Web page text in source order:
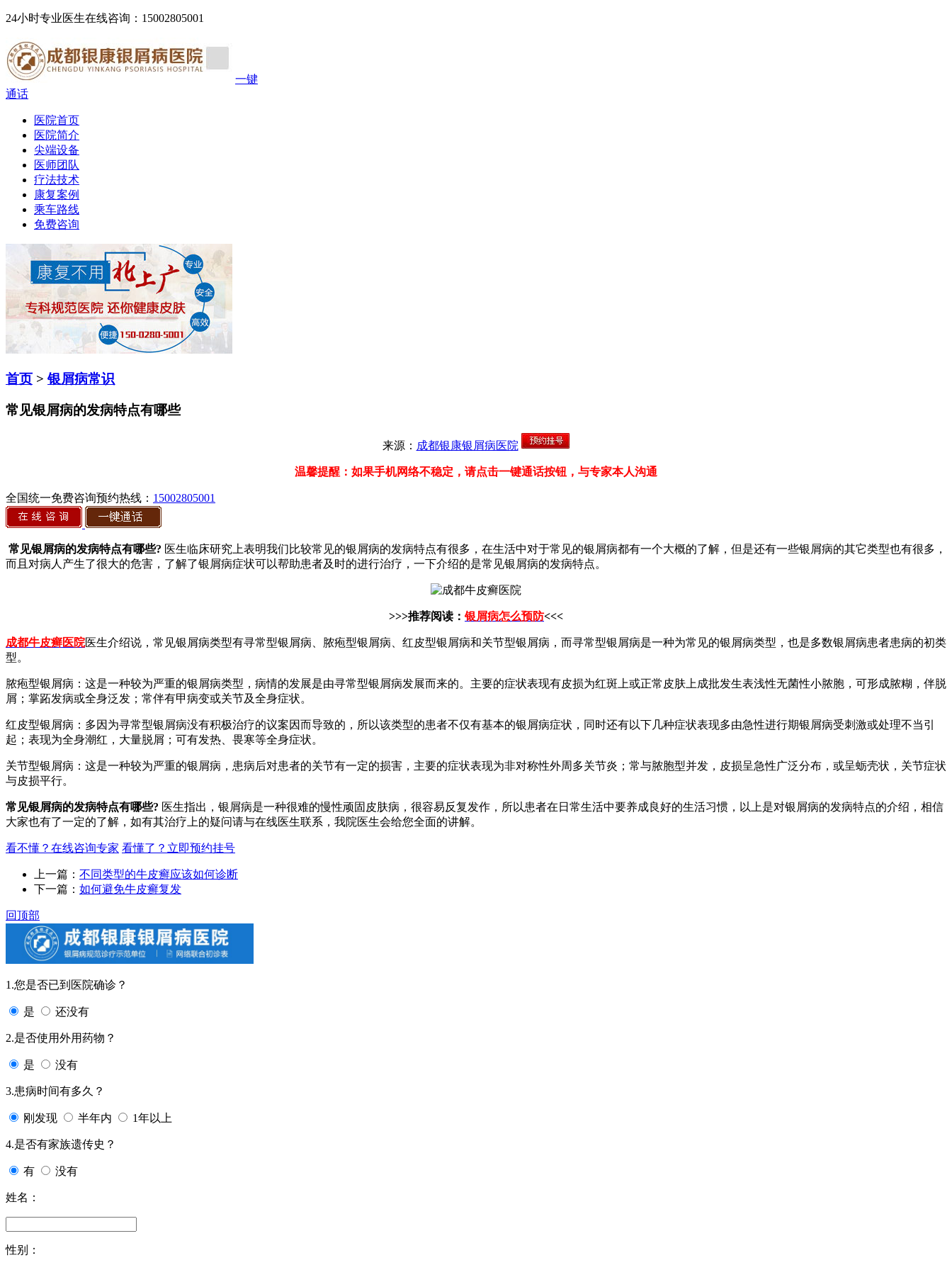
24小时专业医生在线咨询：15002805001
一键
通话
医院首页
医院简介
尖端设备
医师团队
疗法技术
康复案例
乘车路线
免费咨询
首页 >银屑病常识
常见银屑病的发病特点有哪些
来源： 成都银康银屑病医院
温馨提醒：如果手机网络不稳定，请点击一键通话按钮，与专家本人沟通
全国统一免费咨询预约热线： 15002805001
常见银屑病的发病特点有哪些? 医生临床研究上表明我们比较常见的银屑病的发病特点有很多，在生活中对于常见的银屑病都有一个大概的了解，但是还有一些银屑病的其它类型也有很多，
而且对病人产生了很大的危害，了解了银屑病症状可以帮助患者及时的进行治疗，一下介绍的是常见银屑病的发病特点。
>>>推荐阅读：银屑病怎么预防<<<
成都牛皮癣医院医生介绍说，常见银屑病类型有寻常型银屑病、脓疱型银屑病、红皮型银屑病和关节型银屑病，而寻常型银屑病是一种为常见的银屑病类型，也是多数银屑病患者患病的初类
型。
脓疱型银屑病：这是一种较为严重的银屑病类型，病情的发展是由寻常型银屑病发展而来的。主要的症状表现有皮损为红斑上或正常皮肤上成批发生表浅性无菌性小脓胞，可形成脓糊，伴脱
屑；掌跖发病或全身泛发；常伴有甲病变或关节及全身症状。
红皮型银屑病：多因为寻常型银屑病没有积极治疗的议案因而导致的，所以该类型的患者不仅有基本的银屑病症状，同时还有以下几种症状表现多由急性进行期银屑病受刺激或处理不当引
起；表现为全身潮红，大量脱屑；可有发热、畏寒等全身症状。
关节型银屑病：这是一种较为严重的银屑病，患病后对患者的关节有一定的损害，主要的症状表现为非对称性外周多关节炎；常与脓胞型并发，皮损呈急性广泛分布，或呈蛎壳状，关节症状
与皮损平行。
常见银屑病的发病特点有哪些? 医生指出，银屑病是一种很难的慢性顽固皮肤病，很容易反复发作，所以患者在日常生活中要养成良好的生活习惯，以上是对银屑病的发病特点的介绍，相信
大家也有了一定的了解，如有其治疗上的疑问请与在线医生联系，我院医生会给您全面的讲解。
看不懂？在线咨询专家 看懂了？立即预约挂号
上一篇： 不同类型的牛皮癣应该如何诊断
下一篇： 如何避免牛皮癣复发
回顶部
1.您是否已到医院确诊？
是 还没有
2.是否使用外用药物？
是 没有
3.患病时间有多久？
刚发现 半年内 1年以上
4.是否有家族遗传史？
有 没有
姓名：
性别：